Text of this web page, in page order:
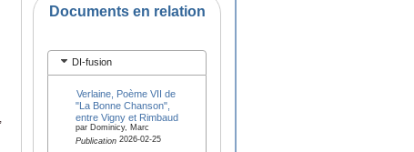
Documents en relation
DI-fusion
Verlaine, Poème VII de
"La Bonne Chanson",
entre Vigny et Rimbaud
par Dominicy, Marc
Publication2026-02-25